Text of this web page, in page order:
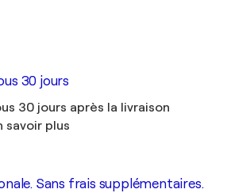
30 jours
30 jours après la livraison
savoir plus
Sans frais supplémentaires.